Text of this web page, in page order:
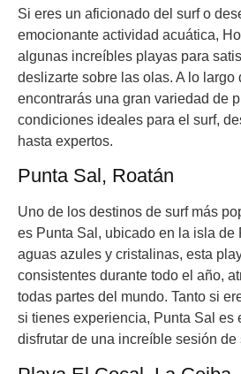
Si eres un aficionado del surf o
emocionante actividad acuática,
algunas increíbles playas para
deslizarte sobre las olas. A lo largo
encontrarás una gran variedad de
condiciones ideales para el surf,
hasta expertos.
Punta Sal, Roatán
Uno de los destinos de surf más
es Punta Sal, ubicado en la isla de
aguas azules y cristalinas, esta
consistentes durante todo el año,
todas partes del mundo. Tanto si
si tienes experiencia, Punta Sal es
disfrutar de una increíble sesión de